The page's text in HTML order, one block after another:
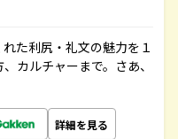
た利尻・礼文の魅力を１
カルチャーまで。さあ、
詳細を見る